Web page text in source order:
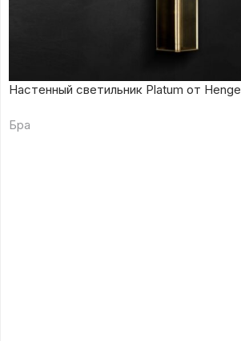
Настенный светильник Platum от Henge
Бра